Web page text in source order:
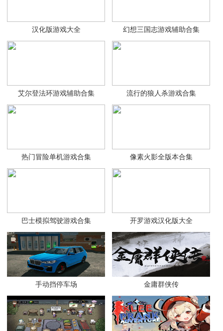
汉化版游戏大全 幻想三国志游戏辅助合集
艾尔登法环游戏辅助合集 流行的狼人杀游戏合集
热门冒险单机游戏合集 像素火影全版本合集
巴士模拟驾驶游戏合集 开罗游戏汉化版大全
手动挡停车场 金庸群侠传